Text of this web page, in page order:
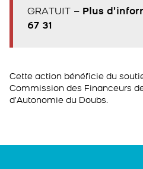
GRATUIT – Plus
67 31
Cette action bénéficie du
Commission des Financeurs
d’Autonomie du Doubs.